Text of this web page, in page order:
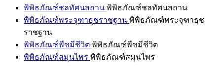
พิพิธภัณฑ์ชลทัศนสถาน พิพิธภัณฑ์ชลทัศนสถาน
พิพิธภัณฑ์พระจุฑาธุชราชฐาน พิพิธภัณฑ์พระจุฑาธุช
ราชฐาน
พิพิธภัณฑ์พืชมีชีวิต พิพิธภัณฑ์พืชมีชีวิต
พิพิธภัณฑ์สมุนไพร พิพิธภัณฑ์สมุนไพร